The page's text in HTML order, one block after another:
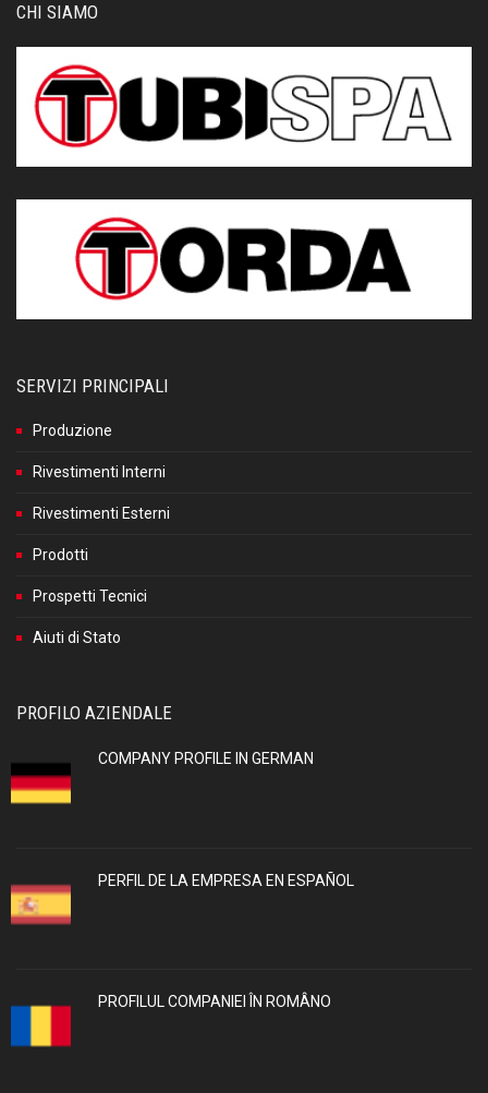
CHI SIAMO
SERVIZI PRINCIPALI
Produzione
Rivestimenti Interni
Rivestimenti Esterni
Prodotti
Prospetti Tecnici
Aiuti di Stato
PROFILO AZIENDALE
COMPANY PROFILE IN GERMAN
PERFIL DE LA EMPRESA EN ESPAÑOL
PROFILUL COMPANIEI ÎN ROMÂNO